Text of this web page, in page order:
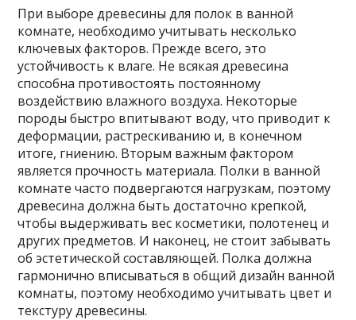
При выборе древесины для полок в ванной
комнате, необходимо учитывать несколько
ключевых факторов. Прежде всего, это
устойчивость к влаге. Не всякая древесина
способна противостоять постоянному
воздействию влажного воздуха. Некоторые
породы быстро впитывают воду, что приводит к
деформации, растрескиванию и, в конечном
итоге, гниению. Вторым важным фактором
является прочность материала. Полки в ванной
комнате часто подвергаются нагрузкам, поэтому
древесина должна быть достаточно крепкой,
чтобы выдерживать вес косметики, полотенец и
других предметов. И наконец, не стоит забывать
об эстетической составляющей. Полка должна
гармонично вписываться в общий дизайн ванной
комнаты, поэтому необходимо учитывать цвет и
текстуру древесины.